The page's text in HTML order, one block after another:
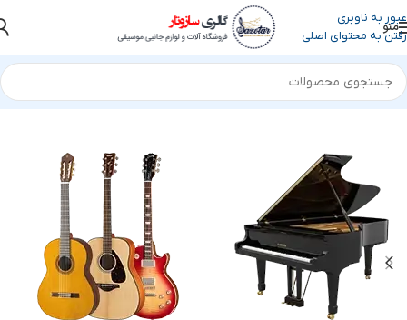
عبور به ناوبری
رفتن به محتوای اصلی
منو
خانه/محصولات برچسب خورده “کتاب آموزش سنتور” نمایش 1–30 از 44 نتیجه